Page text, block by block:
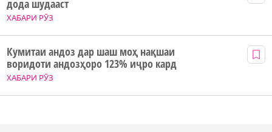
ХАБАРИ РӮЗ
дода шудааст
ХАБАРИ РӮЗ
Кумитаи андоз дар шаш моҳ нақшаи
воридоти андозҳоро 123% иҷро кард